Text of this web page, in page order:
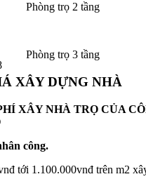
Phòng trọ 2 tầng
Phòng trọ 3 tầng
XÂY DỰNG NHÀ
XÂY NHÀ TRỌ CỦA
công.
tới 1.100.000vnđ trên m2